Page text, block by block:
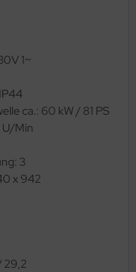
1~
ca.: 60 kW / 81 PS
U/Min
3
x 942
29,2